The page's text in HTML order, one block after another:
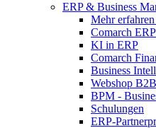
ERP & Business
Mehr
Comarch
KI in ERP
Comarch
Business
Webshop
BPM -
Schulungen
ERP-